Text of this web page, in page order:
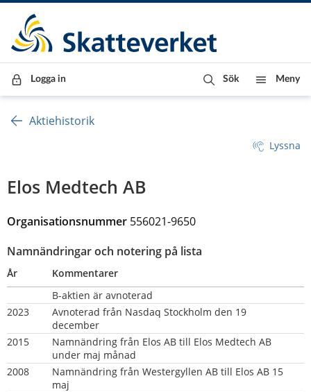
Till innehåll
Till navigationen
Till chattrobot
Logga in Sök Meny
Aktiehistorik
Lyssna
Elos Medtech AB
Organisationsnummer 556021-9650
Namnändringar och notering på lista
År
Kommentarer
B-aktien är avnoterad
2023
Avnoterad från Nasdaq Stockholm den 19
december
2015
Namnändring från Elos AB till Elos Medtech AB
under maj månad
2008
Namnändring från Westergyllen AB till Elos AB 15
maj